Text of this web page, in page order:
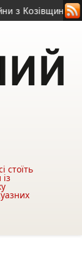
• На
стоїть